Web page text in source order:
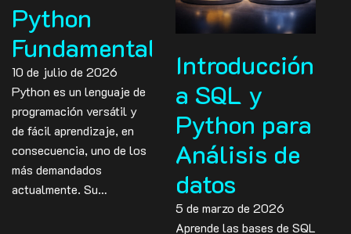
Python
Fundamentals
10 de julio de 2026
Python es un lenguaje de
programación versátil y
de fácil aprendizaje, en
consecuencia, uno de los
más demandados
actualmente. Su…
Introducción
a SQL y
Python para
Análisis de
datos
5 de marzo de 2026
Aprende las bases de SQL